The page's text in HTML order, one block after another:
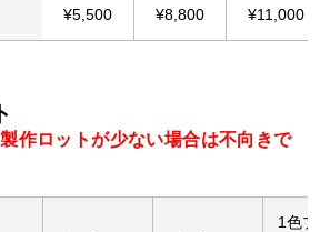
¥5,500 ¥8,800 ¥11,000
ト
作ロットが少ない場合は不向きで
1色プ